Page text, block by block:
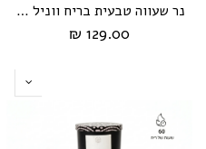
נר שעווה טבעית בריח ווניל קוקוס מבית Soiiya
129.00 ₪